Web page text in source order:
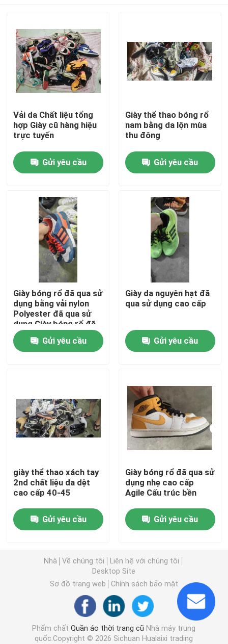
Trang chủ
Các sản phẩm
Về chúng tôi
Tham quan nhà máy
Kiểm soát chất lượng
Liên hệ chúng tôi
Yêu cầu báo giá
Quần áo trẻ em tiểu học
Giày cao cấp đã qua sử dụng
Túi Xách Thứ 2
Giày trẻ em đã qua sử dụng
Trang phục mùa thu thường ngày
Áo sơ mi nam mẫu mới
Vải da Chất liệu tổng
hợp Giày cũ hàng hiệu
trực tuyến
Gửi yêu cầu
Giày thể thao bóng rổ
nam bằng da lộn mùa
thu đông
Gửi yêu cầu
Giày bóng rổ đã qua sử
dụng bằng vải nylon
Polyester đã qua sử
dụng Giày bóng rổ đã
qua sử dụng có gót
chân phẳngGửi yêu cầu
Giày da nguyên hạt đã
qua sử dụng cao cấp
Gửi yêu cầu
giày thể thao xách tay
2nd chất liệu da dệt
cao cấp 40-45
Gửi yêu cầu
Giày bóng rổ đã qua sử
dụng nhẹ cao cấp
Agile Cấu trúc bền
Gửi yêu cầu
Nhà Về chúng tôi
Liên hệ với chúng tôi
Desktop Site
Sơ đồ trang web
Chính sách bảo mật
Phẩm chấtQuần áo thời trang cũ Nhà máy trung
quốc.Copyright © 2026 Sichuan Hualaixi trading